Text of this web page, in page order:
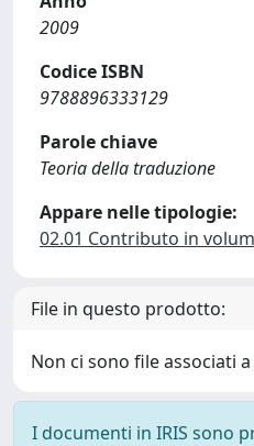
2009
Codice ISBN
9788896333129
Parole chiave
Teoria della traduzione
Appare nelle tipologie:
02.01 Contributo in
File in questo prodotto:
Non ci sono file associati
I documenti in IRIS sono